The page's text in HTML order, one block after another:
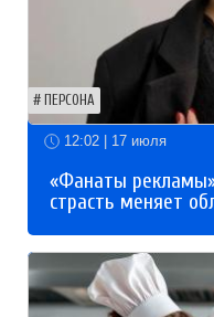
ПЕРСОНА
12:02 | 17 июля
«Фанаты
страсть меняет